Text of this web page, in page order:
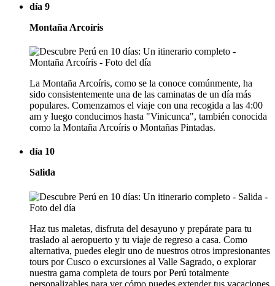
día 9
Montaña Arcoíris
La Montaña Arcoíris, como se la conoce comúnmente, ha
sido consistentemente una de las caminatas de un día más
populares. Comenzamos el viaje con una recogida a las 4:00
am y luego conducimos hasta "Vinicunca", también conocida
como la Montaña Arcoíris o Montañas Pintadas.
día 10
Salida
Haz tus maletas, disfruta del desayuno y prepárate para tu
traslado al aeropuerto y tu viaje de regreso a casa. Como
alternativa, puedes elegir uno de nuestros otros impresionantes
tours por Cusco o excursiones al Valle Sagrado, o explorar
nuestra gama completa de tours por Perú totalmente
personalizables para ver cómo puedes extender tus vacaciones